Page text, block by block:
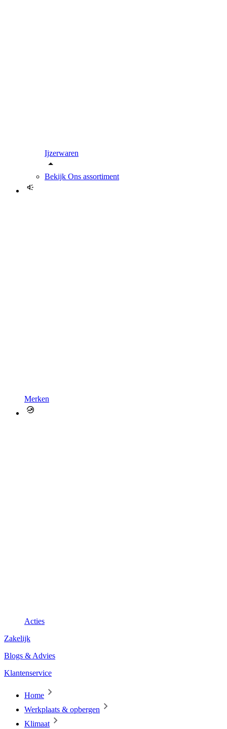
Ijzerwaren
Bekijk Ons assortiment
Merken
Acties
Zakelijk
Blogs & Advies
Klantenservice
Home
Werkplaats & opbergen
Klimaat